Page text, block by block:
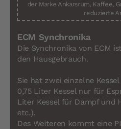
der Marke Ankarsrum, Kaffee,
reduzierte
ECM Synchronika
Die Synchronika von ECM
den Hausgebrauch.
Sie hat zwei einzelne
0,75 Liter Kessel nur für
Liter Kessel für Dampf und
etc.).
Des Weiteren kommt eine